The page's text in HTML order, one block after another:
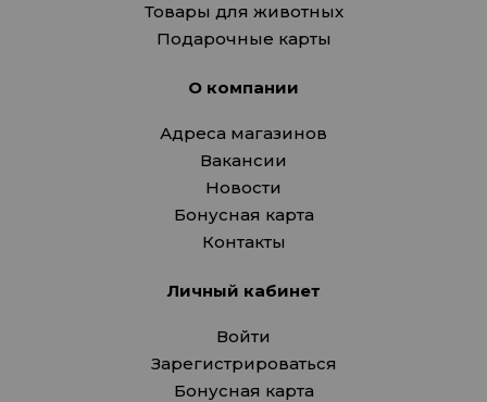
Товары для животных
Подарочные карты
О компании
Адреса магазинов
Вакансии
Новости
Бонусная карта
Контакты
Личный кабинет
Войти
Зарегистрироваться
Бонусная карта